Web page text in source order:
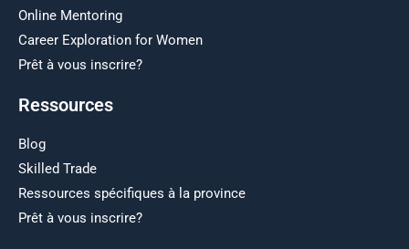
Online Mentoring
Career Exploration for Women
Prêt à vous inscrire?
Ressources
Blog
Skilled Trade
Ressources spécifiques à la province
Prêt à vous inscrire?